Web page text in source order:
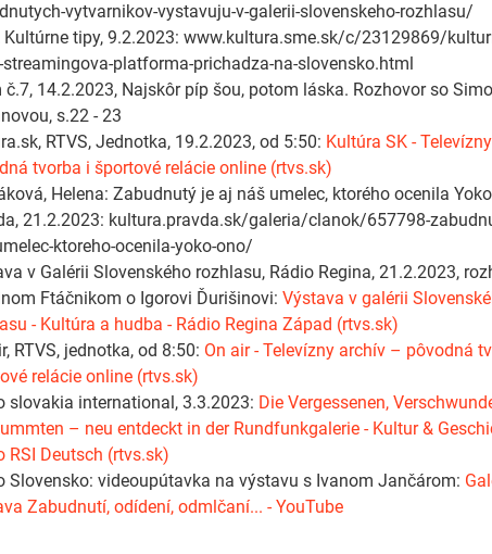
vytvarnikov-vystavuju-v-galerii-slovenskeho-rozhlasu/
Kultúrne tipy, 9.2.2023: www.kultura.sme.sk/c/23129869/
streamingova-platforma-prichadza-na-slovensko.html
č.7, 14.2.2023, Najskôr píp šou, potom láska. Rozhovor so
s.22 - 23
RTVS, Jednotka, 19.2.2023, od 5:50: Kultúra SK -
tvorba i športové relácie online (rtvs.sk)
Helena: Zabudnutý je aj náš umelec, ktorého ocenila
21.2.2023: kultura.pravda.sk/galeria/clanok/657798-
ktoreho-ocenila-yoko-ono/
v Galérii Slovenského rozhlasu, Rádio Regina, 21.2.2023,
Ftáčnikom o Igorovi Ďurišinovi: Výstava v galérii
- Kultúra a hudba - Rádio Regina Západ (rtvs.sk)
RTVS, jednotka, od 8:50: On air - Televízny archív – pôvodná
relácie online (rtvs.sk)
slovakia international, 3.3.2023: Die Vergessenen,
– neu entdeckt in der Rundfunkgalerie - Kultur &
RSI Deutsch (rtvs.sk)
Slovensko: videoupútavka na výstavu s Ivanom Jančárom:
Zabudnutí, odídení, odmlčaní... - YouTube